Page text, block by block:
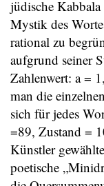
jüdische
Mystik des
rational zu
aufgrund seiner
Zahlenwert: a =
man die
sich für jedes
=89, Zustand =
Künstler
poetische